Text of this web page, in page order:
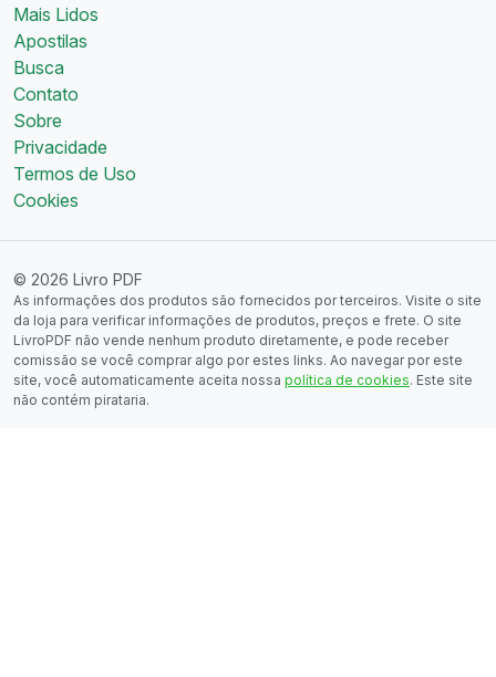
Mais Lidos
Apostilas
Busca
Contato
Sobre
Privacidade
Termos de Uso
Cookies
© 2026 Livro PDF
As informações dos produtos são fornecidos por terceiros. Visite o site
da loja para verificar informações de produtos, preços e frete. O site
LivroPDF não vende nenhum produto diretamente, e pode receber
comissão se você comprar algo por estes links. Ao navegar por este
site, você automaticamente aceita nossa política de cookies. Este site
não contém pirataria.